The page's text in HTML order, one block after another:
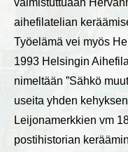
aihefilatelian
Työelämä vei myös
1993 Helsingin
nimeltään ”Sähkö
useita yhden
Leijonamerkkien vm
postihistorian